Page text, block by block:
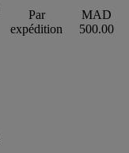
Par
expédition
MAD
500.00